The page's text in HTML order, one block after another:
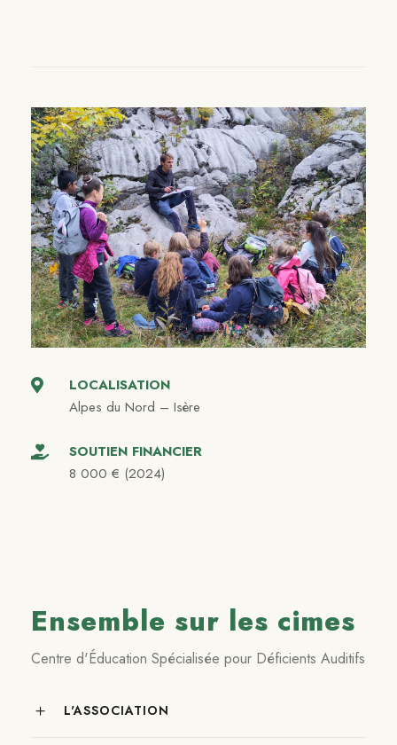
LOCALISATION
Alpes du Nord – Isère
SOUTIEN FINANCIER
8 000 € (2024)
Ensemble sur les cimes
Centre d'Éducation Spécialisée pour Déficients Auditifs
L'ASSOCIATION